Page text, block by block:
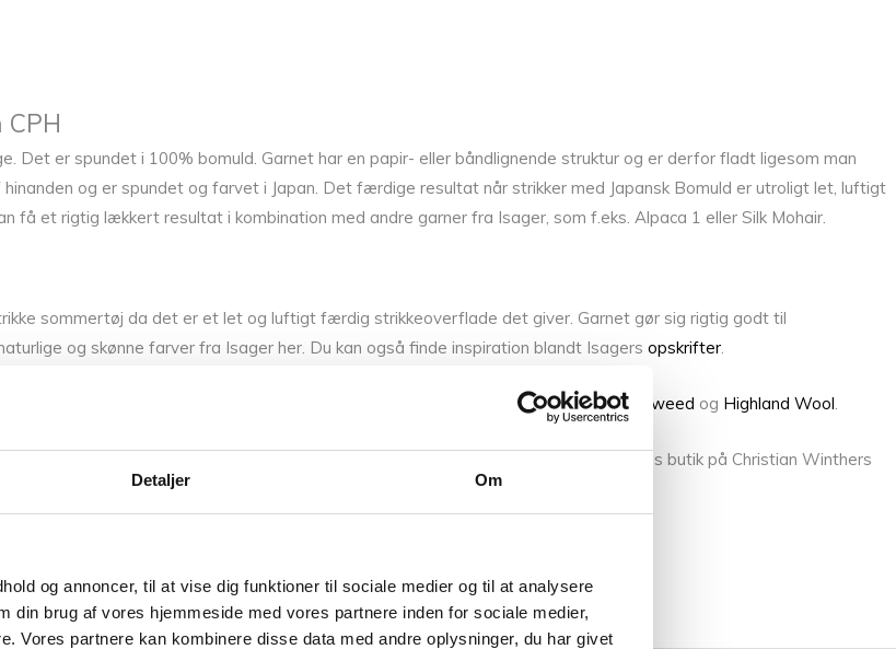
Detaljer Om
og annoncer, til at vise dig funktioner til sociale medier og til at analysere
din brug af vores hjemmeside med vores partnere inden for sociale medier,
Vores partnere kan kombinere disse data med andre oplysninger, du har givet
Det er spundet i 100% bomuld. Garnet har en papir- eller båndlignende struktur og er derfor fladt ligesom man
og er spundet og farvet i Japan. Det færdige resultat når strikker med Japansk Bomuld er utroligt let, luftigt
få et rigtig lækkert resultat i kombination med andre garner fra Isager, som f.eks. Alpaca 1 eller Silk Mohair.
sommertøj da det er et let og luftigt færdig strikkeoverflade det giver. Garnet gør sig rigtig godt til
og skønne farver fra Isager her. Du kan også finde inspiration blandt Isagers opskrifter.
garner vi har fra Isager som f.eks. Trio,Silk Mohair Tweed og Highland Wool.
hvis du vil have syn for sagen og mærke garnet mellem fingrene, så kom forbi vores butik på Christian Winthers
med dine fremtidige strikkeeventyr.